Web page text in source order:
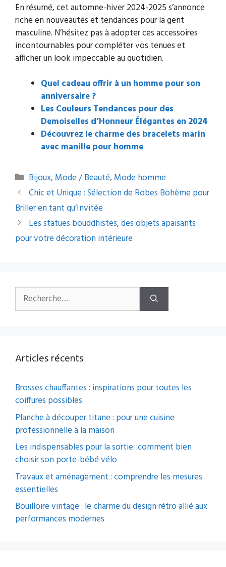
En résumé, cet automne-hiver 2024-2025 s’annonce
riche en nouveautés et tendances pour la gent
masculine. N’hésitez pas à adopter ces accessoires
incontournables pour compléter vos tenues et
afficher un look impeccable au quotidien.
Quel cadeau offrir à un homme pour son
anniversaire ?
Les Couleurs Tendances pour des
Demoiselles d’Honneur Élégantes en 2024
Découvrez le charme des bracelets marin
avec manille pour homme
Catégories
Bijoux, Mode / Beauté, Mode homme
Navigation
des
articles
Chic et Unique : Sélection de Robes Bohème pour
Briller en tant qu’Invitée
Les statues bouddhistes, des objets apaisants
pour votre décoration intérieure
Rechercher :
Articles récents
Brosses chauffantes : inspirations pour toutes les
coiffures possibles
Planche à découper titane : pour une cuisine
professionnelle à la maison
Les indispensables pour la sortie : comment bien
choisir son porte-bébé vélo
Travaux et aménagement : comprendre les mesures
essentielles
Bouilloire vintage : le charme du design rétro allié aux
performances modernes